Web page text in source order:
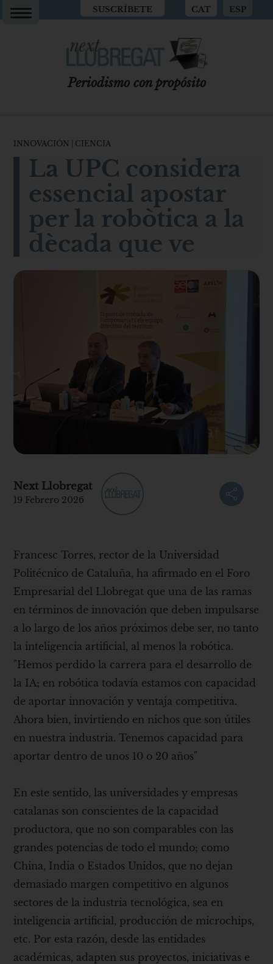
SUSCRÍBETE CAT ESP
Periodismo con propósito
INNOVACIÓN CIENCIA
La UPC considera
essencial apostar
per la robòtica a la
dècada que ve
Next Llobregat
19 Febrero 2026
Francesc Torres, rector de la Universidad
Politécnico de Cataluña, ha afirmado en el Foro
Empresarial del Llobregat que una de las ramas
en términos de innovación que deben impulsarse
a lo largo de los años próximos debe ser, no tanto
la inteligencia artificial, al menos la robótica.
"Hemos perdido la carrera para el desarrollo de
la IA; en robótica todavía estamos con capacidad
de aportar innovación y ventaja competitiva.
Ahora bien, invirtiendo en nichos que son útiles
en nuestra industria. Tenemos capacidad para
aportar dentro de unos 10 o 20 años"
En este sentido, las universidades y empresas
catalanas son conscientes de la capacidad
productora, que no son comparables con las
grandes potencias de todo el mundo; como
China, India o Estados Unidos, que no dejan
demasiado margen competitivo en algunos
sectores de la industria tecnológica, sea en
inteligencia artificial, producción de microchips,
etc. Por esta razón, desde las entidades
académicas, adapten sus proyectos, iniciativas e